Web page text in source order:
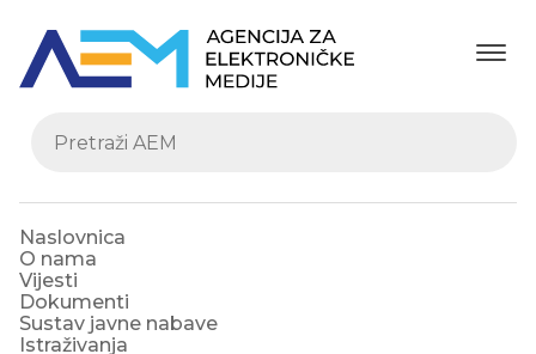
Naslovnica
O nama
Vijesti
Dokumenti
Sustav javne nabave
Istraživanja